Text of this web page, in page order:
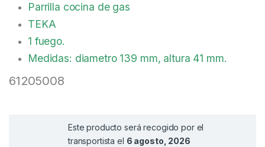
Parrilla cocina de gas
TEKA
1 fuego.
Medidas: diametro 139 mm, altura 41 mm.
61205008
Este producto será recogido por el
transportista el 6 agosto, 2026